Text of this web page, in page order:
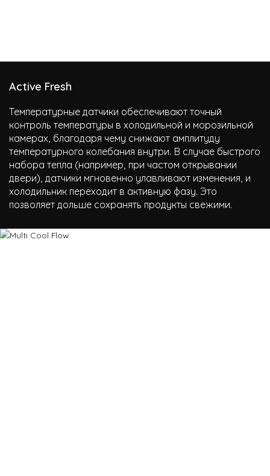
Active Fresh
Температурные датчики обеспечивают точный
контроль температуры в холодильной и морозильной
камерах, благодаря чему снижают амплитуду
температурного колебания внутри. В случае быстрого
набора тепла (например, при частом открывании
двери), датчики мгновенно улавливают изменения, и
холодильник переходит в активную фазу. Это
позволяет дольше сохранять продукты свежими.